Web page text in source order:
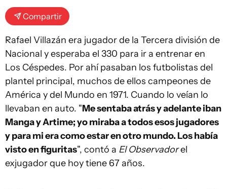
Compartir
Rafael Villazán era jugador de la Tercera división de
Nacional y esperaba el 330 para ir a entrenar en
Los Céspedes. Por ahí pasaban los futbolistas del
plantel principal, muchos de ellos campeones de
América y del Mundo en 1971. Cuando lo veían lo
llevaban en auto. "Me sentaba atrás y adelante iban
Manga y Artime; yo miraba a todos esos jugadores
y para mi era como estar en otro mundo. Los había
visto en figuritas", contó a El Observadorel
exjugador que hoy tiene 67 años.